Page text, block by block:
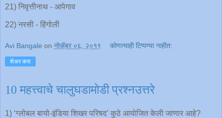
21) निवृत्तीनाथ - आपेगाव
22) नरसी - हिंगोली
Avi Bangale on नोव्हेंबर ०६, २०१९ कोणत्याही टिप्पण्‍या नाहीत:
शेअर करा
10 महत्त्वाचे चालुघडामोडी प्रश्नउत्तरे
1) ‘ग्लोबल बायो-इंडिया शिखर परिषद’ कुठे आयोजित केली जाणार आहे?